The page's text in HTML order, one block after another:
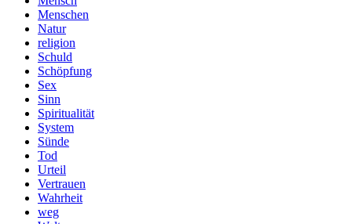
Menschen
Natur
religion
Schuld
Schöpfung
Sex
Sinn
Spiritualität
System
Sünde
Tod
Urteil
Vertrauen
Wahrheit
weg